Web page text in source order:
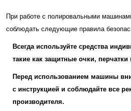
При работе с полировальными
соблюдать следующие правила
Всегда используйте средства
такие как защитные очки, перчатки
Перед использованием машины
с инструкцией и соблюдайте все
производителя.